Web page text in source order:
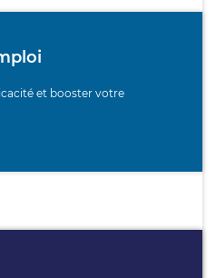
et booster votre